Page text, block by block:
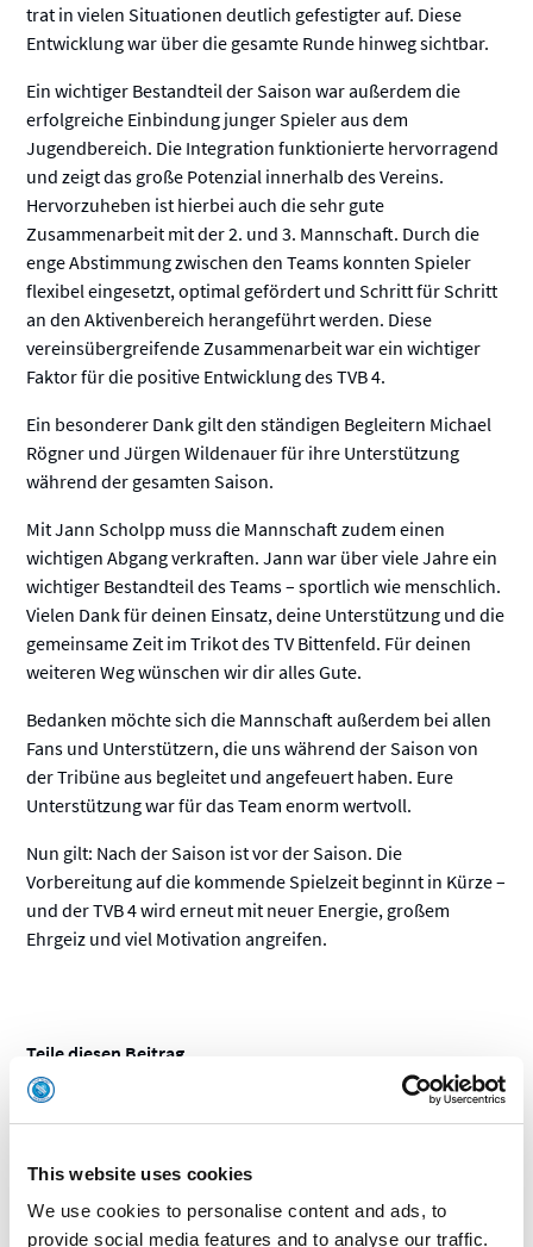
This website uses cookies
We use cookies to personalise content and ads, to
provide social media features and to analyse our traffic.
trat in vielen Situationen deutlich gefestigter auf. Diese
Entwicklung war über die gesamte Runde hinweg sichtbar.
Ein wichtiger Bestandteil der Saison war außerdem die
erfolgreiche Einbindung junger Spieler aus dem
Jugendbereich. Die Integration funktionierte hervorragend
und zeigt das große Potenzial innerhalb des Vereins.
Hervorzuheben ist hierbei auch die sehr gute
Zusammenarbeit mit der 2. und 3. Mannschaft. Durch die
enge Abstimmung zwischen den Teams konnten Spieler
flexibel eingesetzt, optimal gefördert und Schritt für Schritt
an den Aktivenbereich herangeführt werden. Diese
vereinsübergreifende Zusammenarbeit war ein wichtiger
Faktor für die positive Entwicklung des TVB 4.
Ein besonderer Dank gilt den ständigen Begleitern Michael
Rögner und Jürgen Wildenauer für ihre Unterstützung
während der gesamten Saison.
Mit Jann Scholpp muss die Mannschaft zudem einen
wichtigen Abgang verkraften. Jann war über viele Jahre ein
wichtiger Bestandteil des Teams – sportlich wie menschlich.
Vielen Dank für deinen Einsatz, deine Unterstützung und die
gemeinsame Zeit im Trikot des TV Bittenfeld. Für deinen
weiteren Weg wünschen wir dir alles Gute.
Bedanken möchte sich die Mannschaft außerdem bei allen
Fans und Unterstützern, die uns während der Saison von
der Tribüne aus begleitet und angefeuert haben. Eure
Unterstützung war für das Team enorm wertvoll.
Nun gilt: Nach der Saison ist vor der Saison. Die
Vorbereitung auf die kommende Spielzeit beginnt in Kürze –
und der TVB 4 wird erneut mit neuer Energie, großem
Ehrgeiz und viel Motivation angreifen.
Teile diesen Beitrag